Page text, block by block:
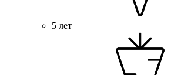
5 лет